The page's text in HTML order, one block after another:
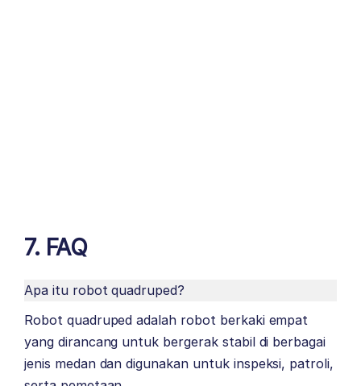
7. FAQ
Apa itu robot quadruped?
Robot quadruped adalah robot berkaki empat
yang dirancang untuk bergerak stabil di berbagai
jenis medan dan digunakan untuk inspeksi, patroli,